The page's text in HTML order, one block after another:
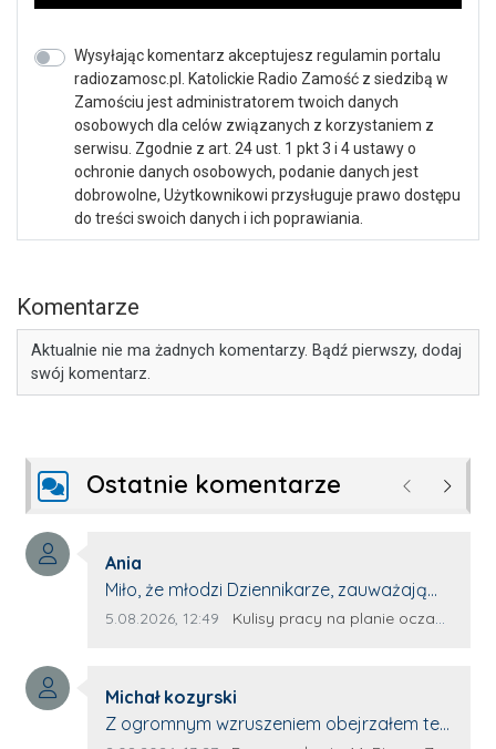
Wysyłając komentarz akceptujesz regulamin portalu
radiozamosc.pl. Katolickie Radio Zamość z siedzibą w
Zamościu jest administratorem twoich danych
osobowych dla celów związanych z korzystaniem z
serwisu. Zgodnie z art. 24 ust. 1 pkt 3 i 4 ustawy o
ochronie danych osobowych, podanie danych jest
dobrowolne, Użytkownikowi przysługuje prawo dostępu
do treści swoich danych i ich poprawiania.
Komentarze
Aktualnie nie ma żadnych komentarzy. Bądź pierwszy, dodaj
swój komentarz.
Ostatnie komentarze Poprzednie
Autor komentarza:
Ania
Treść komentarza:
Miło, że młodzi Dziennikarze, zauważają
młode talenty, które dopiero wkraczają
z nim wywiad, który przeprowadzi Pan
Artur.
Data dodania komentarza:
5.08.2026, 12:49 Źródło komentarza:
Kulisy pracy na planie oczami młodego filmowca
Autor komentarza:
Michał kozyrski
Treść komentarza:
Z ogromnym wzruszeniem obejrzałem ten